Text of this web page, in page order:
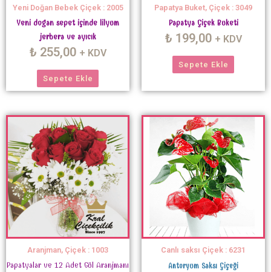
Yeni Doğan Bebek Çiçek : 2005
Yeni dogan sepet içinde lilyum
jerbera ve ayıcık
₺ 255,00 + KDV
Sepete Ekle
Papatya Buket, Çiçek : 3049
Papatya Çiçek Buketi
₺ 199,00 + KDV
Sepete Ekle
Aranjman, Çiçek : 1003
Papatyalar ve 12 Adet Gül Aranjmanı
Canlı saksı Çiçek : 6231
Antoryum Saksı Çiçeği